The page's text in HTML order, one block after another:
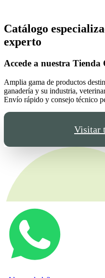
Catálogo
experto
Accede a nuestra Tienda
Amplia gama de productos
ganadería y su industria,
Envío rápido y consejo técnico
Visitar